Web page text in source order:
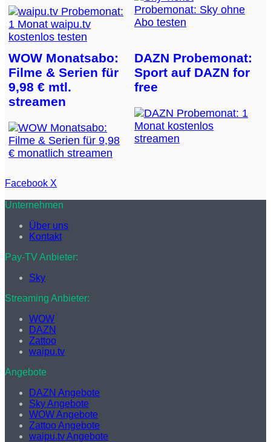
WOW Monatsabo:
Filme & Serien für
9,98 € mtl.
streamen
DAZN Probemonat:
Sport auf DAZN for
free
Facebook X
E-
Unternehmen
Über uns
Kontakt
Pay-TV Anbieter:
Sky
Streaming Anbieter:
WOW
DAZN
Zattoo
waipu.tv
Angebote
DAZN Angebote
Sky Angebote
WOW Angebote
Zattoo Angebote
waipu.tv Angebote